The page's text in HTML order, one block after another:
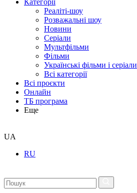
Категорії
Реаліті-шоу
Розважальні шоу
Новини
Серіали
Мультфільми
Фільми
Українські фільми і серіали
Всі категорії
Всі проєкти
Онлайн
ТБ програма
Еще
UA
RU